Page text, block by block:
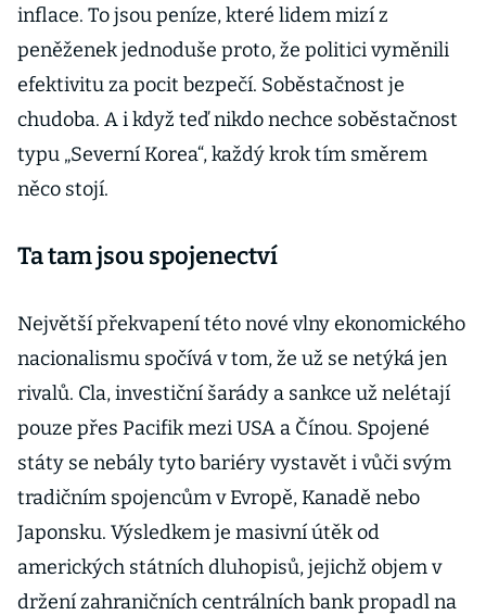
inflace. To jsou peníze, které lidem mizí z
peněženek jednoduše proto, že politici vyměnili
efektivitu za pocit bezpečí. Soběstačnost je
chudoba. A i když teď nikdo nechce soběstačnost
typu „Severní Korea“, každý krok tím směrem
něco stojí.
Ta tam jsou spojenectví
Největší překvapení této nové vlny ekonomického
nacionalismu spočívá v tom, že už se netýká jen
rivalů. Cla, investiční šarády a sankce už nelétají
pouze přes Pacifik mezi USA a Čínou. Spojené
státy se nebály tyto bariéry vystavět i vůči svým
tradičním spojencům v Evropě, Kanadě nebo
Japonsku. Výsledkem je masivní útěk od
amerických státních dluhopisů, jejichž objem v
držení zahraničních centrálních bank propadl na